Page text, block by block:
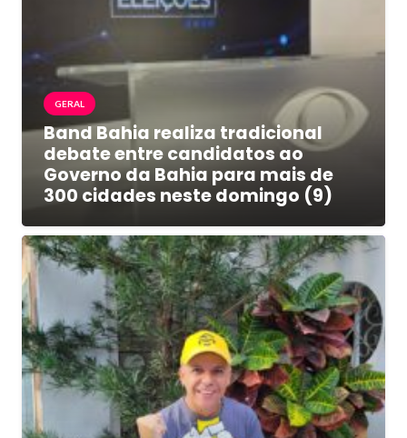
GERAL
Band Bahia realiza tradicional
debate entre candidatos ao
Governo da Bahia para mais de
300 cidades neste domingo (9)